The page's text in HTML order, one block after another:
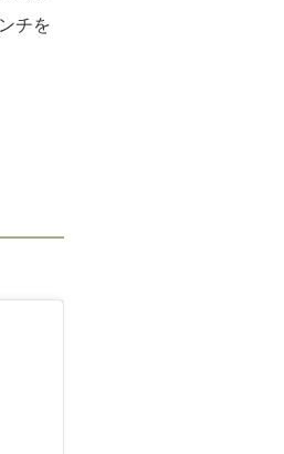
チを